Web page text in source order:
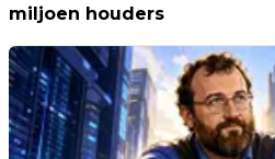
miljoen houders